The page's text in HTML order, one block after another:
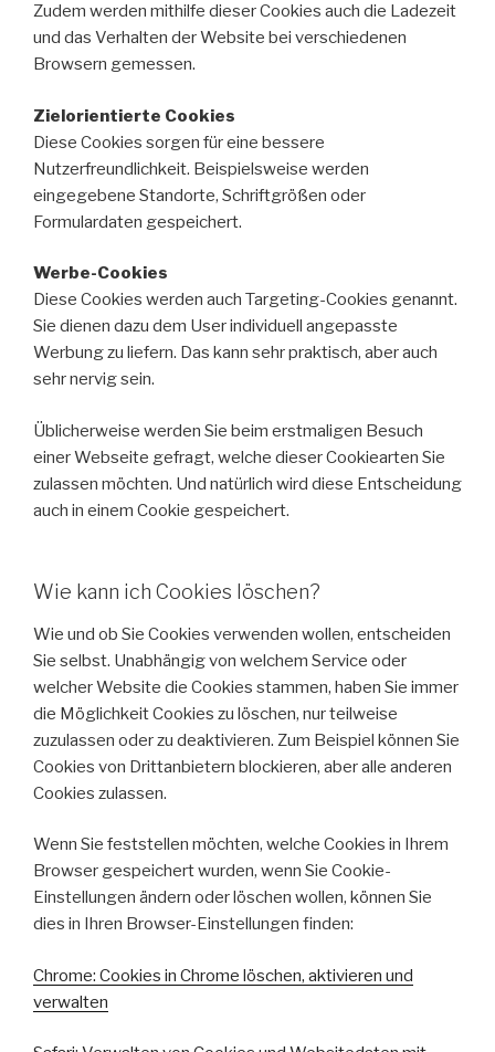
Zudem werden mithilfe dieser Cookies auch die Ladezeit
und das Verhalten der Website bei verschiedenen
Browsern gemessen.
Zielorientierte Cookies
Diese Cookies sorgen für eine bessere
Nutzerfreundlichkeit. Beispielsweise werden
eingegebene Standorte, Schriftgrößen oder
Formulardaten gespeichert.
Werbe-Cookies
Diese Cookies werden auch Targeting-Cookies genannt.
Sie dienen dazu dem User individuell angepasste
Werbung zu liefern. Das kann sehr praktisch, aber auch
sehr nervig sein.
Üblicherweise werden Sie beim erstmaligen Besuch
einer Webseite gefragt, welche dieser Cookiearten Sie
zulassen möchten. Und natürlich wird diese Entscheidung
auch in einem Cookie gespeichert.
Wie kann ich Cookies löschen?
Wie und ob Sie Cookies verwenden wollen, entscheiden
Sie selbst. Unabhängig von welchem Service oder
welcher Website die Cookies stammen, haben Sie immer
die Möglichkeit Cookies zu löschen, nur teilweise
zuzulassen oder zu deaktivieren. Zum Beispiel können Sie
Cookies von Drittanbietern blockieren, aber alle anderen
Cookies zulassen.
Wenn Sie feststellen möchten, welche Cookies in Ihrem
Browser gespeichert wurden, wenn Sie Cookie-
Einstellungen ändern oder löschen wollen, können Sie
dies in Ihren Browser-Einstellungen finden:
Chrome: Cookies in Chrome löschen, aktivieren und
verwalten